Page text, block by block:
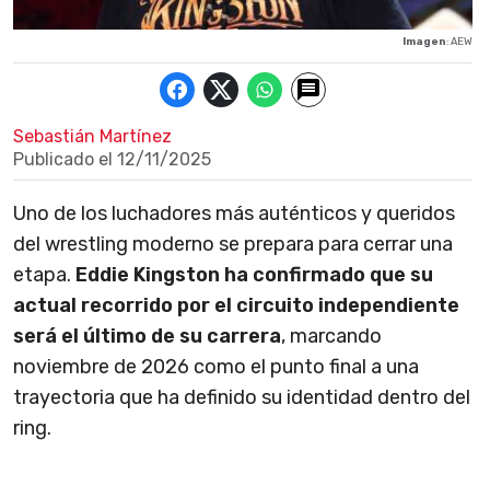
Imagen: AEW
Sebastián Martínez
Publicado el 12/11/2025
Uno de los luchadores más auténticos y queridos
del wrestling moderno se prepara para cerrar una
etapa. Eddie Kingston ha confirmado que su
actual recorrido por el circuito independiente
será el último de su carrera, marcando
noviembre de 2026 como el punto final a una
trayectoria que ha definido su identidad dentro del
ring.